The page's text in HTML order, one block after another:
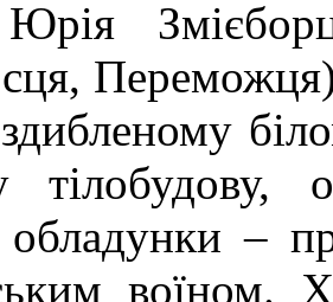
тілобудову,
обладунки –
воїном.